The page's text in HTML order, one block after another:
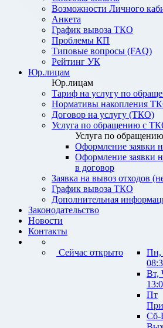
Возможности Личного
Анкета
График вывоза ТКО
Проблемы КП
Типовые вопросы (FAQ)
Рейтинг УК
Юр.лицам
Юр.лицам
Тариф на услугу по
Нормативы накопления
Договор на услугу (ТКО)
Услуга по обращению с
Услуга по
Оформление заявки
Оформление заявки
в договор
Заявка на вывоз отходов
График вывоза ТКО
Дополнительная
Законодательство
Новости
Контакты
Сейчас открыто
Пн,
Вт,
Пт
Сб-